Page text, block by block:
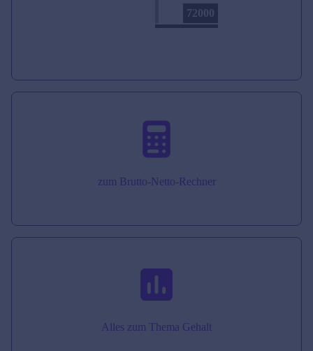
72000
zum Brutto-Netto-Rechner
Alles zum Thema Gehalt